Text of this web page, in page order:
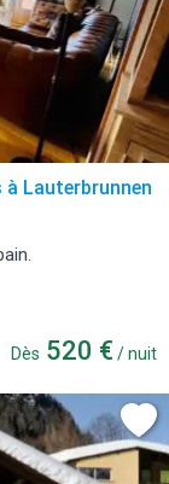
Lauterbrunnen
Dès 520 € / nuit